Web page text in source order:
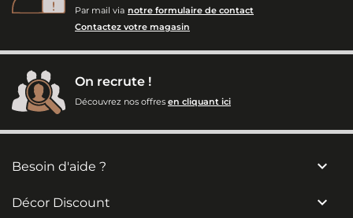
Par mail via notre formulaire de contact
Contactez votre magasin
On recrute !
Découvrez nos offres en cliquant ici
Besoin d'aide ? 
Décor Discount 